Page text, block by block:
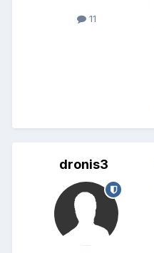
11
dronis3